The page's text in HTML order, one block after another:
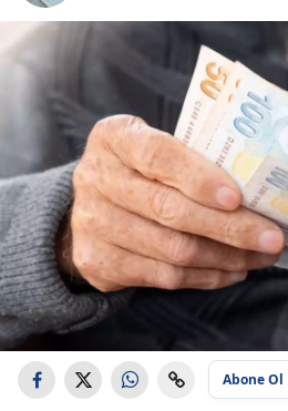
Abone Ol